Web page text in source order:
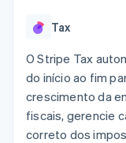
Mais
Veja o que está
Radar
Prevenção de
Atlas
Incorporação de
e
Tax
O Stripe Tax
do início ao fim
crescimento da
fiscais, gerencie
correto dos